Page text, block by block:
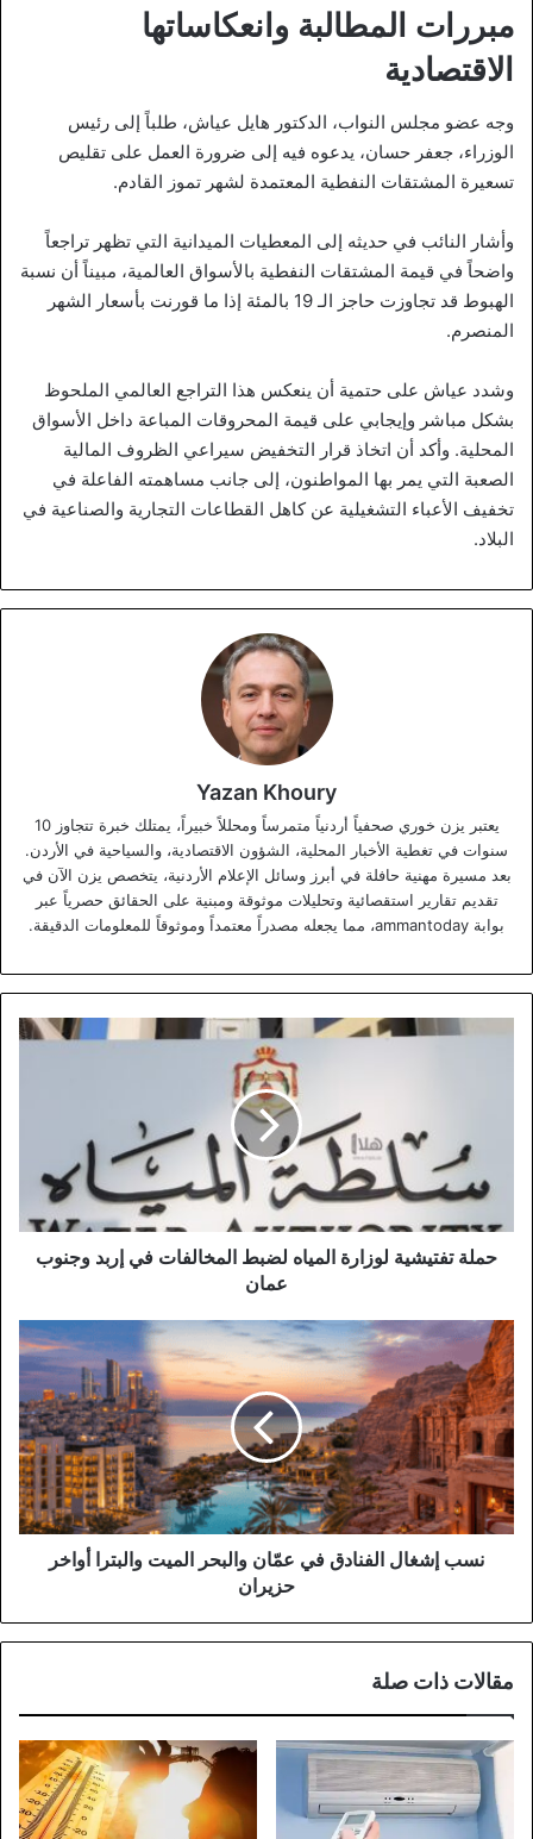
مبررات المطالبة وانعكاساتها
الاقتصادية
وجه عضو مجلس النواب، الدكتور هايل عياش، طلباً إلى رئيس
الوزراء، جعفر حسان، يدعوه فيه إلى ضرورة العمل على تقليص
تسعيرة المشتقات النفطية المعتمدة لشهر تموز القادم.
وأشار النائب في حديثه إلى المعطيات الميدانية التي تظهر تراجعاً
واضحاً في قيمة المشتقات النفطية بالأسواق العالمية، مبيناً أن نسبة
الهبوط قد تجاوزت حاجز الـ 19 بالمئة إذا ما قورنت بأسعار الشهر
المنصرم.
وشدد عياش على حتمية أن ينعكس هذا التراجع العالمي الملحوظ
بشكل مباشر وإيجابي على قيمة المحروقات المباعة داخل الأسواق
المحلية. وأكد أن اتخاذ قرار التخفيض سيراعي الظروف المالية
الصعبة التي يمر بها المواطنون، إلى جانب مساهمته الفاعلة في
تخفيف الأعباء التشغيلية عن كاهل القطاعات التجارية والصناعية في
البلاد.
Yazan Khoury
يعتبر يزن خوري صحفياً أردنياً متمرساً ومحللاً خبيراً، يمتلك خبرة تتجاوز 10
سنوات في تغطية الأخبار المحلية، الشؤون الاقتصادية، والسياحية في الأردن.
بعد مسيرة مهنية حافلة في أبرز وسائل الإعلام الأردنية، يتخصص يزن الآن في
تقديم تقارير استقصائية وتحليلات موثوقة ومبنية على الحقائق حصرياً عبر
بوابة ammantoday، مما يجعله مصدراً معتمداً وموثوقاً للمعلومات الدقيقة.
المخالفات
وجنوب
عمان
حملة تفتيشية لوزارة المياه لضبط المخالفات في إربد وجنوب
عمان
نسب
إشغال
الفنادق
في
عمّان
والبحر
الميت
والبترا
أواخر
حزيراننسب إشغال الفنادق في عمّان والبحر الميت والبترا أواخر
حزيران
مقالات ذات صلة